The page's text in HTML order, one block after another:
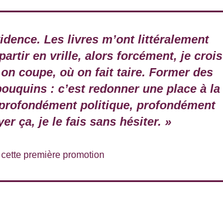
Les livres m’ont littéralement
en vrille, alors forcément, je crois
coupe, où on fait taire. Former des
: c’est redonner une place à la
politique, profondément
ça, je le fais sans hésiter. »
première promotion